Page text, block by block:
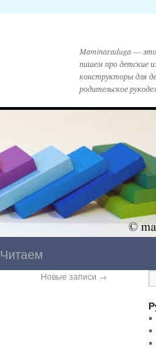
Maminaraduga —
пишем про детские
конструкторы для
родительское
Читаем
Новые записи →